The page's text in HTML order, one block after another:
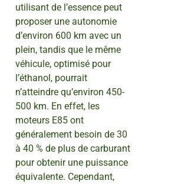
utilisant de l’essence peut
proposer une autonomie
d’environ 600 km avec un
plein, tandis que le même
véhicule, optimisé pour
l’éthanol, pourrait
n’atteindre qu’environ 450-
500 km. En effet, les
moteurs E85 ont
généralement besoin de 30
à 40 % de plus de carburant
pour obtenir une puissance
équivalente. Cependant,